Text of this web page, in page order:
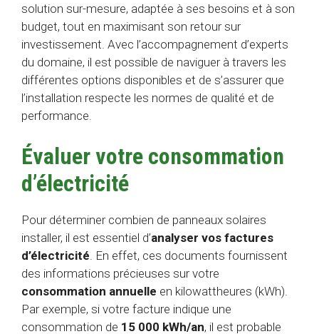
solution sur-mesure, adaptée à ses besoins et à son
budget, tout en maximisant son retour sur
investissement. Avec l’accompagnement d’experts
du domaine, il est possible de naviguer à travers les
différentes options disponibles et de s’assurer que
l’installation respecte les normes de qualité et de
performance.
Évaluer votre consommation
d’électricité
Pour déterminer combien de panneaux solaires
installer, il est essentiel d’analyser vos factures
d’électricité. En effet, ces documents fournissent
des informations précieuses sur votre
consommation annuelle en kilowattheures (kWh).
Par exemple, si votre facture indique une
consommation de 15 000 kWh/an, il est probable